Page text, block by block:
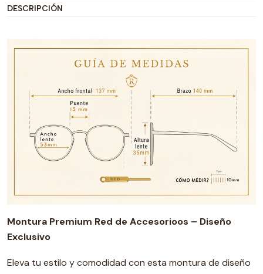
DESCRIPCIÓN
Montura Premium Red de Accesorioos – Diseño
Exclusivo
Eleva tu estilo y comodidad con esta montura de diseño